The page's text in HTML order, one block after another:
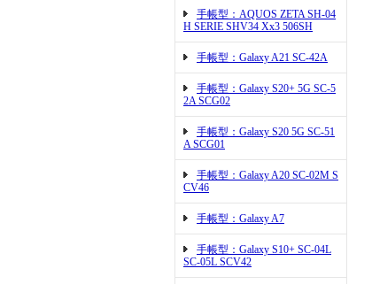
手帳型：AQUOS ZETA SH-04
H SERIE SHV34 Xx3 506SH
手帳型：Galaxy A21 SC-42A
手帳型：Galaxy S20+ 5G SC-5
2A SCG02
手帳型：Galaxy S20 5G SC-51
A SCG01
手帳型：Galaxy A20 SC-02M S
CV46
手帳型：Galaxy A7
手帳型：Galaxy S10+ SC-04L
SC-05L SCV42